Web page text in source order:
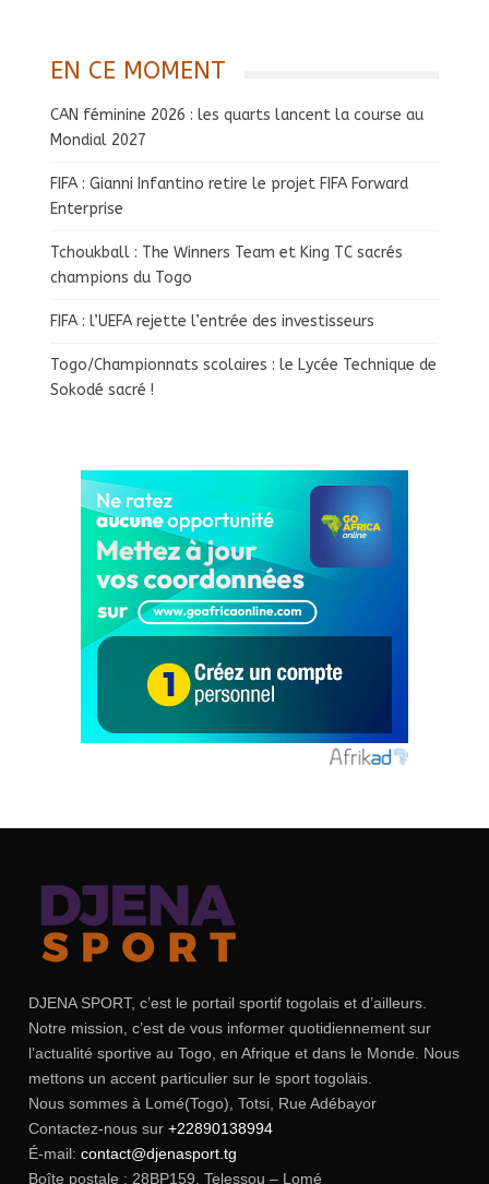
EN CE MOMENT
CAN féminine 2026 : les quarts lancent la course au
Mondial 2027
FIFA : Gianni Infantino retire le projet FIFA Forward
Enterprise
Tchoukball : The Winners Team et King TC sacrés
champions du Togo
FIFA : l’UEFA rejette l’entrée des investisseurs
Togo/Championnats scolaires : le Lycée Technique de
Sokodé sacré !
DJENA SPORT, c’est le portail sportif togolais et d’ailleurs.
Notre mission, c’est de vous informer quotidiennement sur
l’actualité sportive au Togo, en Afrique et dans le Monde. Nous
mettons un accent particulier sur le sport togolais.
Nous sommes à Lomé(Togo), Totsi, Rue Adébayor
Contactez-nous sur +22890138994
É-mail: contact@djenasport.tg
Boîte postale : 28BP159, Telessou – Lomé